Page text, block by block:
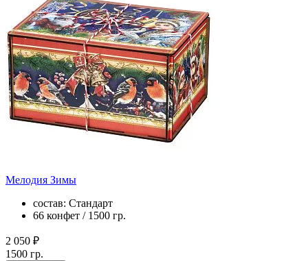
Мелодия Зимы
состав: Стандарт
66 конфет / 1500 гр.
2 050 ₽
1500 гр.